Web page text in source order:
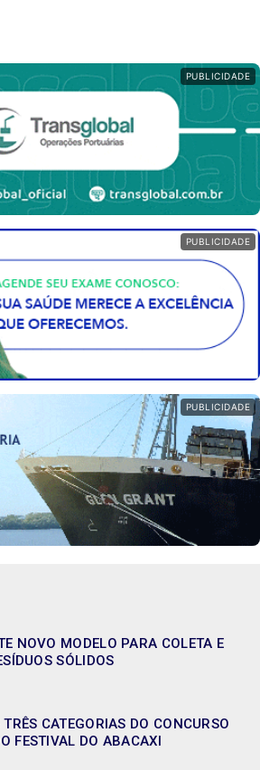
PUBLICIDADE
PUBLICIDADE
PUBLICIDADE
NOVO MODELO PARA COLETA E
SÓLIDOS
CATEGORIAS DO CONCURSO
FESTIVAL DO ABACAXI